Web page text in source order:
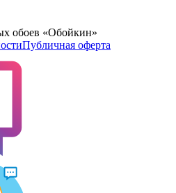
обоев «Обойкин»
Публичная оферта